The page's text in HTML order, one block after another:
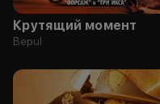
Крутящий момент
Bepul